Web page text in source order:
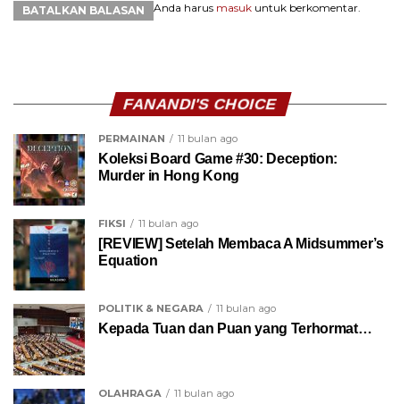
BATALKAN BALASAN Anda harus masuk untuk berkomentar.
FANANDI'S CHOICE
PERMAINAN 11 bulan ago
Koleksi Board Game #30: Deception:
Murder in Hong Kong
FIKSI 11 bulan ago
[REVIEW] Setelah Membaca A Midsummer’s
Equation
POLITIK & NEGARA 11 bulan ago
Kepada Tuan dan Puan yang Terhormat…
OLAHRAGA 11 bulan ago